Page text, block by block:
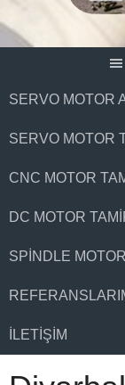
SERVO MOTOR
SERVO MOTOR
CNC MOTOR
DC MOTOR
SPINDLE
İLETIŞIM